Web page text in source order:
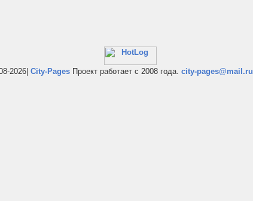
2026| City-Pages Проект работает с 2008 года. city-pages@mail.ru